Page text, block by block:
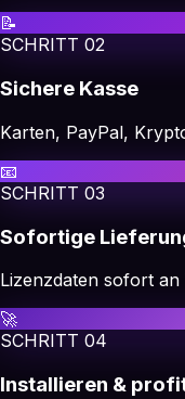
📝
SCHRITT 02
Sichere Kasse
Karten, PayPal,
📧
SCHRITT 03
Sofortige
Lizenzdaten sofort
🚀
SCHRITT 04
Installieren &